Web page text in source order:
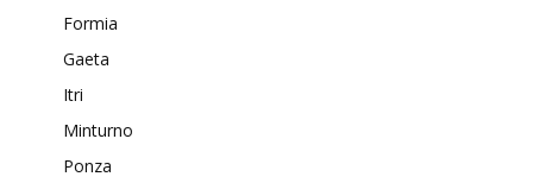
Formia
Gaeta
Itri
Minturno
Ponza